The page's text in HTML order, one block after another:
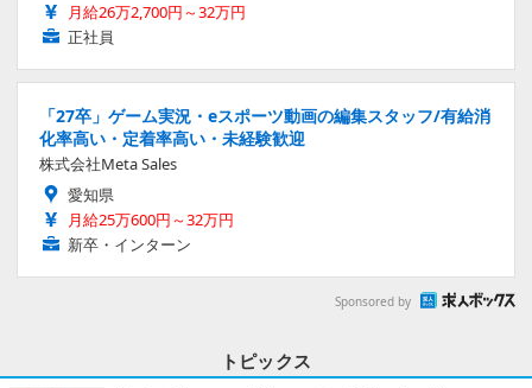
月給26万2,700円～32万円
正社員
「27卒」ゲーム実況・eスポーツ動画の編集スタッフ/有給消
化率高い・定着率高い・未経験歓迎
株式会社Meta Sales
愛知県
月給25万600円～32万円
新卒・インターン
Sponsored by
トピックス